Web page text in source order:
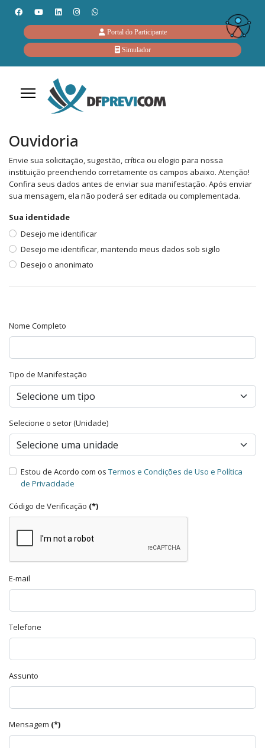
Portal do Participante
Simulador
Ouvidoria
Envie sua solicitação, sugestão, crítica ou elogio para nossa
instituição preenchendo corretamente os campos abaixo. Atenção!
Confira seus dados antes de enviar sua manifestação. Após enviar
sua mensagem, ela não poderá ser editada ou complementada.
Sua identidade
Desejo me identificar
Desejo me identificar, mantendo meus dados sob sigilo
Desejo o anonimato
Nome Completo
Tipo de Manifestação
Selecione o setor (Unidade)
Estou de Acordo com os Termos e Condições de Uso e Política
de Privacidade
Código de Verificação (*)
E-mail
Telefone
Assunto
Mensagem (*)